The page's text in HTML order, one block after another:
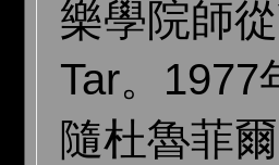
樂學院師
Tar。1977
隨杜魯菲